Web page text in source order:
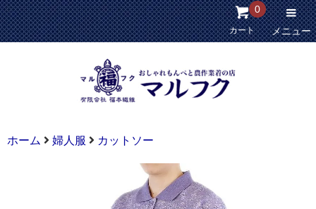
カート
0
メニュー
ホーム 婦人服 カットソー